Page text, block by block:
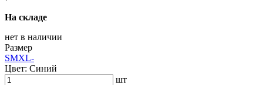
На складе
нет в наличии
Размер
SMXL-
Цвет: Синий
шт